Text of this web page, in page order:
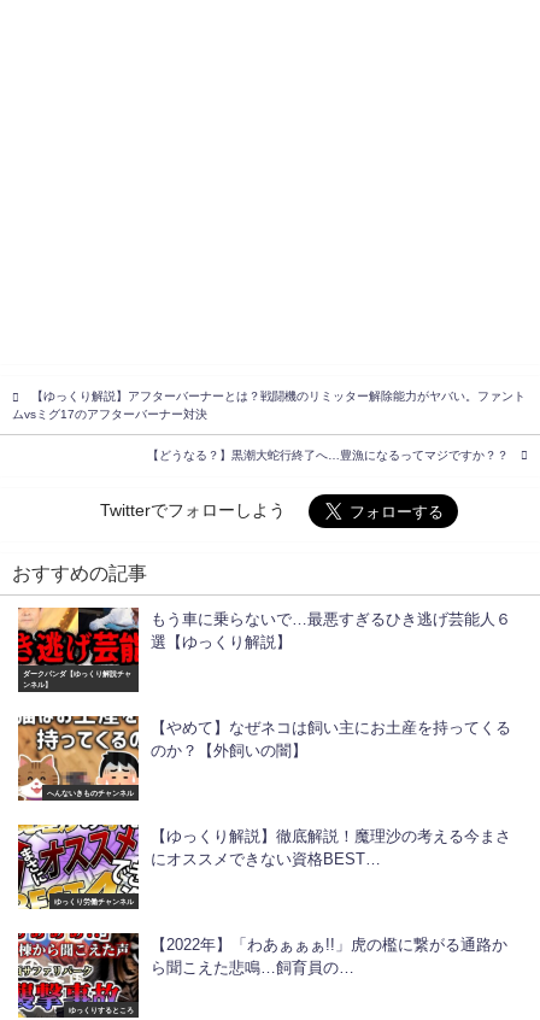
【ゆっくり解説】アフターバーナーとは？戦闘機のリミッター解除能力がヤバい。ファント
ムvsミグ17のアフターバーナー対決
【どうなる？】黒潮大蛇行終了へ…豊漁になるってマジですか？？
Twitterでフォローしよう
おすすめの記事
ダークパンダ【ゆっくり解説チャ
ンネル】
もう車に乗らないで…最悪すぎるひき逃げ芸能人６
選【ゆっくり解説】
へんないきものチャンネル
【やめて】なぜネコは飼い主にお土産を持ってくる
のか？【外飼いの闇】
ゆっくり労働チャンネル
【ゆっくり解説】徹底解説！魔理沙の考える今まさ
にオススメできない資格BEST…
ゆっくりするところ
【2022年】「わあぁぁぁ!!」虎の檻に繋がる通路か
ら聞こえた悲鳴…飼育員の…